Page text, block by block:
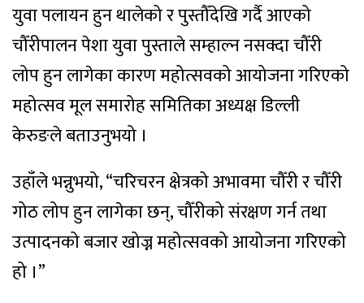
युवा पलायन हुन थालेको र पुस्तौँदेखि गर्दै आएको
चौँरीपालन पेशा युवा पुस्ताले सम्हाल्न नसक्दा चौँरी
लोप हुन लागेका कारण महोत्सवको आयोजना गरिएको
महोत्सव मूल समारोह समितिका अध्यक्ष डिल्ली
केरुङले बताउनुभयो ।
उहाँले भन्नुभयो, “चरिचरन क्षेत्रको अभावमा चौँरी र चौँरी
गोठ लोप हुन लागेका छन्, चौँरीको संरक्षण गर्न तथा
उत्पादनको बजार खोज्न महोत्सवको आयोजना गरिएको
हो ।”